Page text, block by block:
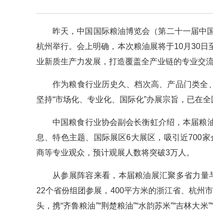
昨天，中国国际粮油博览会（第二十一届中
杭州举行。会上明确，本次粮油展将于10月30日
业新质生产力发展，打造覆盖全产业链的专业交
作为粮食行业历史久、档次高、产品门类全
坚持“市场化、专业化、国际化”办展宗旨，已在
中国粮食行业协会副会长衡虹介绍，本届粮
息、特色主题、国际展区6大展区，吸引近700
商等专业观众，预计观展人数将突破3万人。
从参展阵容来看，本届粮油展汇聚多省力
22个省份组团参展，400平方米的浙江省、杭州
头，携“齐鲁粮油”“荆楚粮油”“水韵苏米”“吉林大